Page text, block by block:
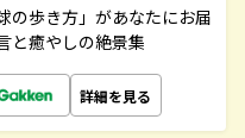
の歩き方」があなたにお届
と癒やしの絶景集
詳細を見る